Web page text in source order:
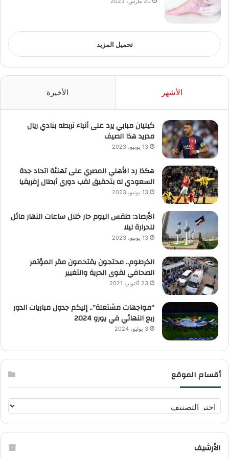
تحميل المزيد
الأشهر الأخيرة
كيليان مبابي يرد على أنباء تربطه بنادي ريال
مدريد هذا الصيف
13 يونيو، 2023
هكذا رد الأهلي المصري على تهنئة اتحاد جدة
السعودي له بتحقيق لقب دوري أبطال إفريقيا
13 يونيو، 2023
الأرصاد: طقس اليوم حار خلال ساعات النهار مائل
للحرارة ليلا
13 يونيو، 2023
الخرطوم.. محتجون يقتحمون مقر المؤتمر
الصحافي لقوى الحرية والتغيير
23 أكتوبر، 2021
“مواجهات مشتعلة”.. إليكم جدول مباريات الدور
ربع النهائي في يورو 2024
3 يوليو، 2024
أقسام الموقع
ق
س
م
الأرشيف